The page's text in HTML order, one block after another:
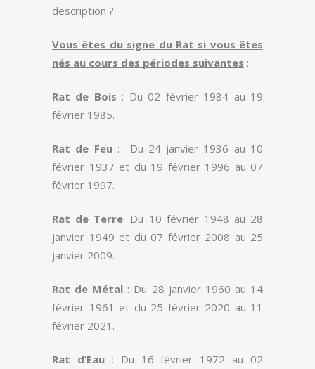
description ?
Vous êtes du signe du Rat si vous êtes
nés au cours des périodes suivantes :
Rat de Bois : Du 02 février 1984 au 19
février 1985.
Rat de Feu: Du 24 janvier 1936 au 10
février 1937 et du 19 février 1996 au 07
février 1997.
Rat de Terre: Du 10 février 1948 au 28
janvier 1949 et du 07 février 2008 au 25
janvier 2009.
Rat de Métal : Du 28 janvier 1960 au 14
février 1961 et du 25 février 2020 au 11
février 2021.
Rat d’Eau: Du 16 février 1972 au 02